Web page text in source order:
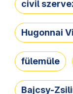
civil
Hugonnai
fülemüle
Bajcsy-